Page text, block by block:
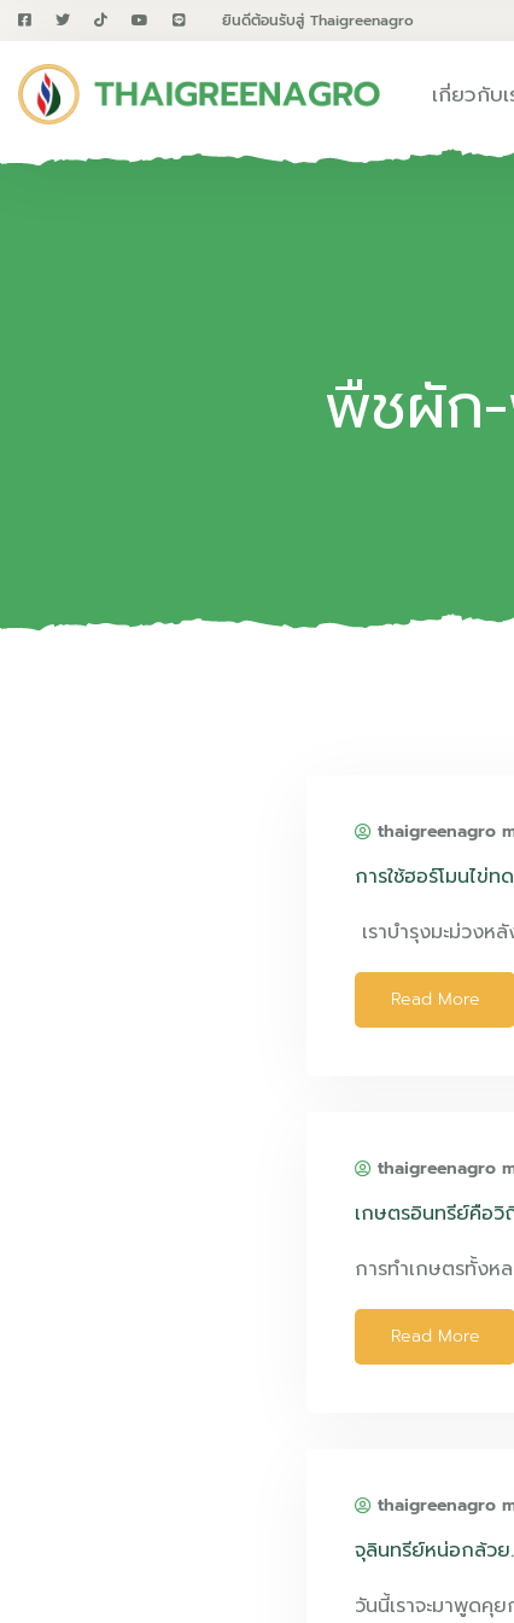
ยินดีต้อนรับสู่ Thaigreenagro
เกี่ยวกับเ
พืชผัก-
thaigreenagro
การใช้ฮอร์โมนไข่
เราบำรุงมะม่วง
Read More
thaigreenagro
เกษตรอินทรีย์คือวิ
การทำเกษตรทั้งห
Read More
thaigreenagro
จุลินทรีย์หน่อกล้วย
วันนี้เราจะมาพูดคุ